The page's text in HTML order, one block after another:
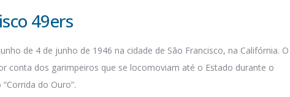
49ers
de 4 de junho de 1946 na cidade de São Francisco, na Califórnia. O
conta dos garimpeiros que se locomoviam até o Estado durante o
do Ouro”.